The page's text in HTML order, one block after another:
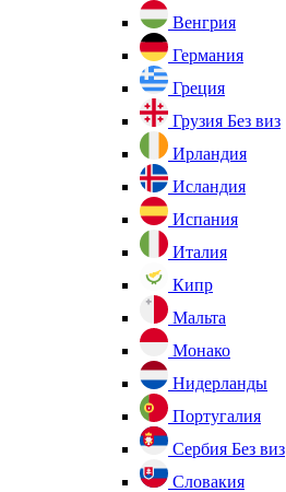
Венгрия
Германия
Греция
Грузия Без виз
Ирландия
Исландия
Испания
Италия
Кипр
Мальта
Монако
Нидерланды
Португалия
Сербия Без виз
Словакия